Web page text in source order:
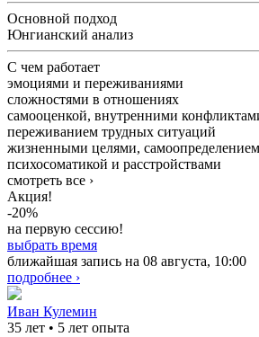
Основной подход
Юнгианский анализ
С чем работает
эмоциями и переживаниями
сложностями в отношениях
самооценкой, внутренними
переживанием трудных ситуаций
жизненными целями, самоопределением
психосоматикой и расстройствами
смотреть все ›
Акция!
-20%
на первую сессию!
выбрать время
ближайшая запись на 08 августа, 10:00
подробнее ›
Иван Кулемин
35 лет • 5 лет опыта